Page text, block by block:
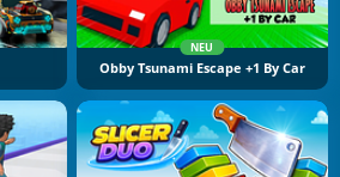
NEU
Obby Tsunami Escape +1 By Car